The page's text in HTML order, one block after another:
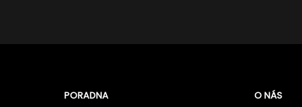
PORADNA
O NÁS